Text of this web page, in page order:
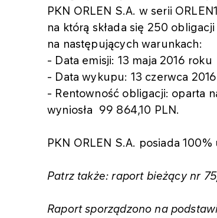
PKN ORLEN S.A. w serii
na którą składa się 250
na następujących warunkach:
- Data emisji: 13 maja 2016 roku
- Data wykupu: 13 czerwca
- Rentowność obligacji: oparta
wyniosła 99 864,10 PLN.
PKN ORLEN S.A. posiada
Patrz także: raport bieżący nr
Raport sporządzono na